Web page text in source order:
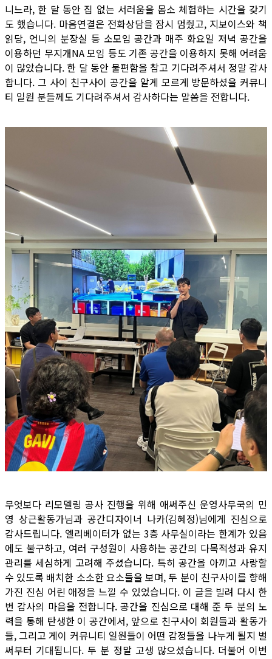
니느라, 한 달 동안 집 없는 서러움을 몸소 체험하는 시간을 갖기
도 했습니다. 마음연결은 전화상담을 잠시 멈췄고, 지보이스와 책
읽당, 언니의 분장실 등 소모임 공간과 매주 화요일 저녁 공간을
이용하던 무지개NA 모임 등도 기존 공간을 이용하지 못해 어려움
이 많았습니다. 한 달 동안 불편함을 참고 기다려주셔서 정말 감사
합니다. 그 사이 친구사이 공간을 알게 모르게 방문하셨을 커뮤니
티 일원 분들께도 기다려주셔서 감사하다는 말씀을 전합니다.
무엇보다 리모델링 공사 진행을 위해 애써주신 운영사무국의 민
영 상근활동가님과 공간디자이너 나카(김혜정)님에게 진심으로
감사드립니다. 엘리베이터가 없는 3층 사무실이라는 한계가 있음
에도 불구하고, 여러 구성원이 사용하는 공간의 다목적성과 유지
관리를 세심하게 고려해 주셨습니다. 특히 공간을 아끼고 사랑할
수 있도록 배치한 소소한 요소들을 보며, 두 분이 친구사이를 향해
가진 진심 어린 애정을 느낄 수 있었습니다. 이 글을 빌려 다시 한
번 감사의 마음을 전합니다. 공간을 진심으로 대해 준 두 분의 노
력을 통해 탄생한 이 공간에서, 앞으로 친구사이 회원들과 활동가
들, 그리고 게이 커뮤니티 일원들이 어떤 감정들을 나누게 될지 벌
써부터 기대됩니다. 두 분 정말 고생 많으셨습니다. 더불어 이번